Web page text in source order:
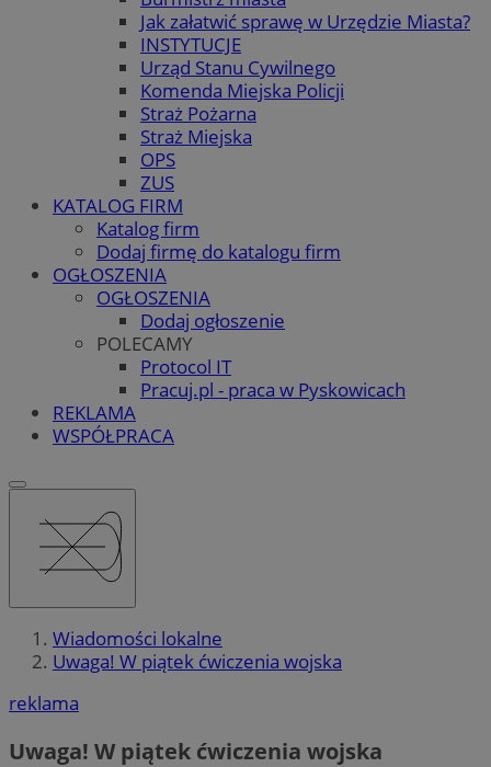
Jak załatwić sprawę w Urzędzie Miasta?
INSTYTUCJE
Urząd Stanu Cywilnego
Komenda Miejska Policji
Straż Pożarna
Straż Miejska
OPS
ZUS
KATALOG FIRM
Katalog firm
Dodaj firmę do katalogu firm
OGŁOSZENIA
OGŁOSZENIA
Dodaj ogłoszenie
POLECAMY
Protocol IT
Pracuj.pl - praca w Pyskowicach
REKLAMA
WSPÓŁPRACA
Wiadomości lokalne
Uwaga! W piątek ćwiczenia wojska
reklama
Uwaga! W piątek ćwiczenia wojska